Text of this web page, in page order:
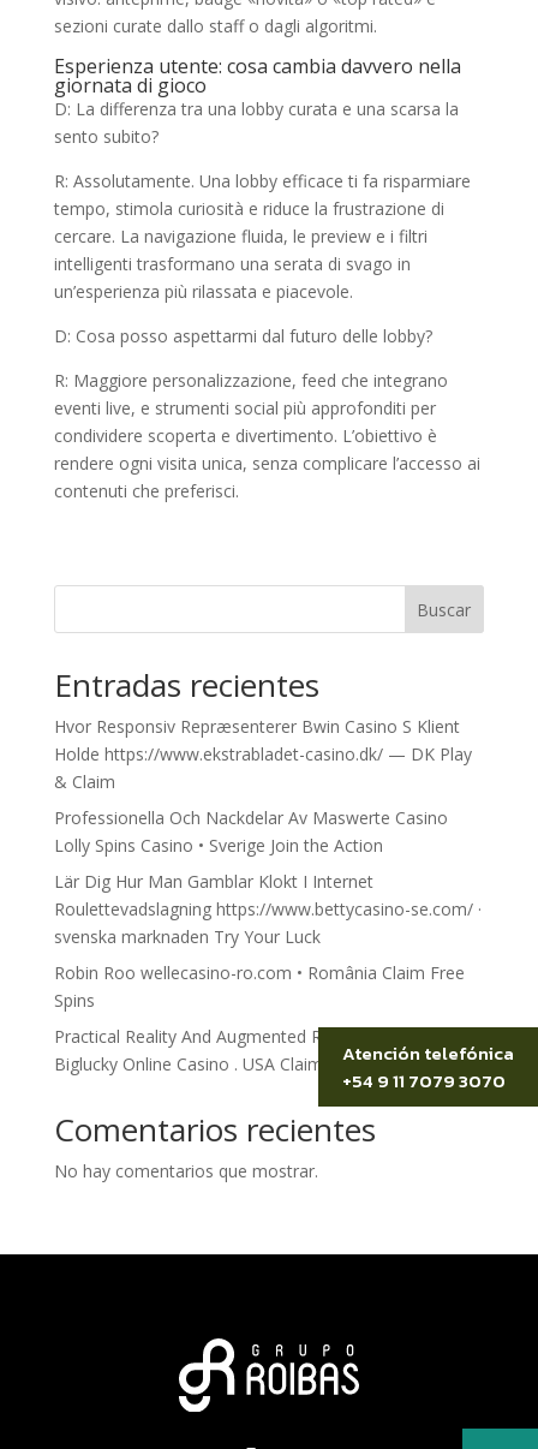
sezioni curate dallo staff o dagli algoritmi.
Esperienza utente: cosa cambia davvero nella
giornata di gioco
D: La differenza tra una lobby curata e una scarsa la
sento subito?
R: Assolutamente. Una lobby efficace ti fa risparmiare
tempo, stimola curiosità e riduce la frustrazione di
cercare. La navigazione fluida, le preview e i filtri
intelligenti trasformano una serata di svago in
un’esperienza più rilassata e piacevole.
D: Cosa posso aspettarmi dal futuro delle lobby?
R: Maggiore personalizzazione, feed che integrano
eventi live, e strumenti social più approfonditi per
condividere scoperta e divertimento. L’obiettivo è
rendere ogni visita unica, senza complicare l’accesso ai
contenuti che preferisci.
Buscar
Entradas recientes
Hvor Responsiv Repræsenterer Bwin Casino S Klient
Holde https://www.ekstrabladet-casino.dk/ — DK Play
& Claim
Professionella Och Nackdelar Av Maswerte Casino
Lolly Spins Casino • Sverige Join the Action
Lär Dig Hur Man Gamblar Klokt I Internet
Roulettevadslagning https://www.bettycasino-se.com/ ·
svenska marknaden Try Your Luck
Robin Roo wellecasino-ro.com • România Claim Free
Spins
Practical Reality And Augmented Realness Bet On
Biglucky Online Casino . USA Claim Your Reward
Comentarios recientes
No hay comentarios que mostrar.
Atención telefónica
+54 9 11 7079 3070